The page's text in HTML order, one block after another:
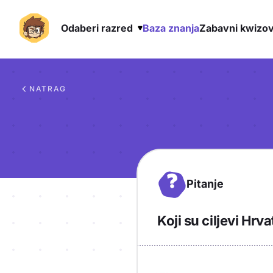
Odaberi razred Baza znanjaZabavni
NATRAG
? Pitanje
Koji su ciljevi